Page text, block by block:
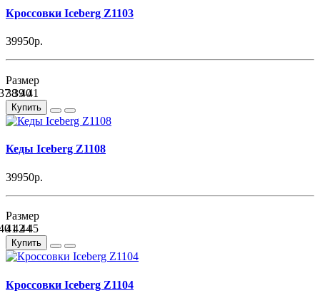
Кроссовки Iceberg Z1103
39950р.
Размер
383940
41
Купить
Кеды Iceberg Z1108
39950р.
Размер
41424445
Купить
Кроссовки Iceberg Z1104